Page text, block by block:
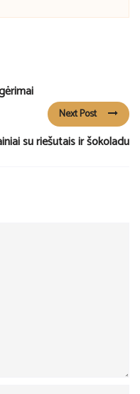
Next Post
su riešutais ir šokoladu